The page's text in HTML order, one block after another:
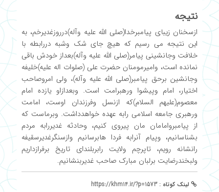
نتیجه
ازسخنان زیبای پیامبرخدا(صلی الله علیه وآله)درروزغدیرخم، به
این نتیجه می رسیم که هیچ جای شک وشبه دررابطه با
خلافت وجانشینی پیامر(صلی الله علیه وآله)بعداز خودش باقی
نمانده است، وامیرمومنان حضرت علی (صلوات اله علیه)خلیفه
وجانشین برحق پیامبر(صلی الله علیه وآله)، ولی امروصاحب
اختیار، امام وپیشوا ورهبرامت است. وبعدازاو یازده امام
معصوم(علیهم السلام)که ازنسل وفرزندان اوست، امامت
ورهبری جامعه اسلامی رابه عهده خواهدداشت. وبرماست که
از پیامبروامامان مان پیروی کنیم، وحادثه غدیررابه مردم
بشناسانیم، وپیام آنرابه فردا هابرسانیم وازسنگرغدیرسقیفه
رانشانه رویم، تاپرچم ولایت رابربلندای تاریخ برفرازداریم
ولبخندرضایت برلبان مبارک صاحب غدیربنشانیم.
لینک کوتاه : https://khm14.ir/?p=1573